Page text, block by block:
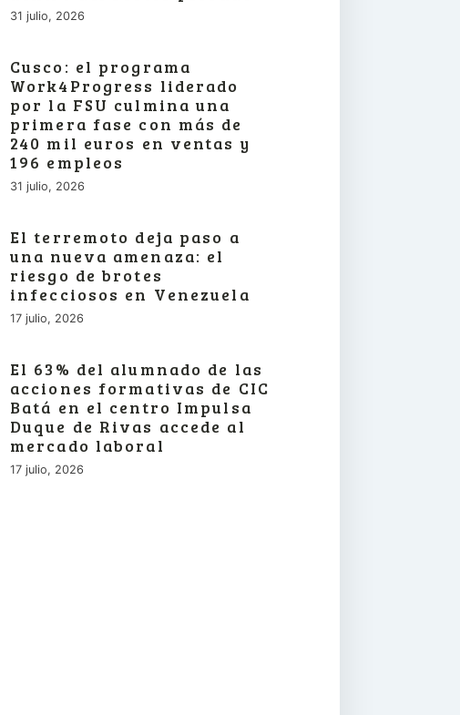
31 julio, 2026
Cusco: el programa
Work4Progress liderado
por la FSU culmina una
primera fase con más de
240 mil euros en ventas y
196 empleos
31 julio, 2026
El terremoto deja paso a
una nueva amenaza: el
riesgo de brotes
infecciosos en Venezuela
17 julio, 2026
El 63% del alumnado de las
acciones formativas de CIC
Batá en el centro Impulsa
Duque de Rivas accede al
mercado laboral
17 julio, 2026